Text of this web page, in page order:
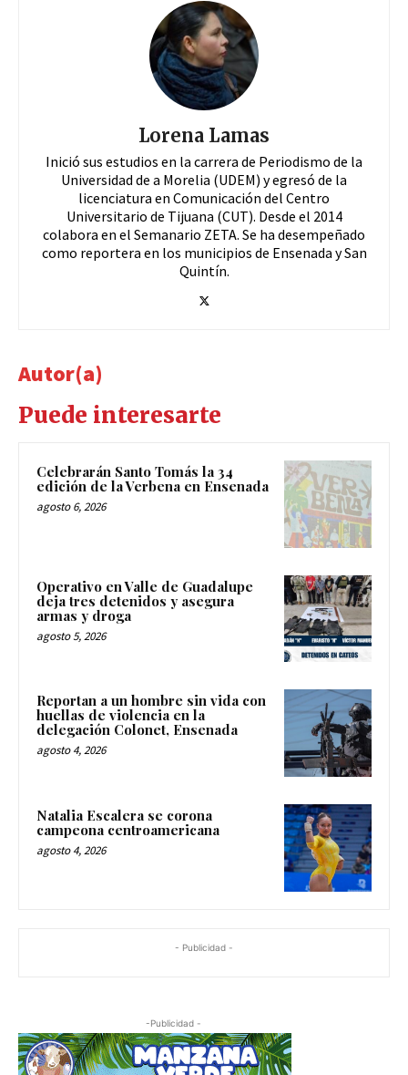
Lorena Lamas
Inició sus estudios en la carrera de Periodismo de la
Universidad de a Morelia (UDEM) y egresó de la
licenciatura en Comunicación del Centro
Universitario de Tijuana (CUT). Desde el 2014
colabora en el Semanario ZETA. Se ha desempeñado
como reportera en los municipios de Ensenada y San
Quintín.
Autor(a)
Puede interesarte
Celebrarán Santo Tomás la 34
edición de la Verbena en Ensenada
agosto 6, 2026
Operativo en Valle de Guadalupe
deja tres detenidos y asegura
armas y droga
agosto 5, 2026
Reportan a un hombre sin vida con
huellas de violencia en la
delegación Colonet, Ensenada
agosto 4, 2026
Natalia Escalera se corona
campeona centroamericana
agosto 4, 2026
- Publicidad -
-Publicidad -